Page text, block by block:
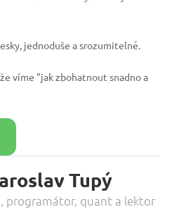
Tupý
programátor, quant a lektor
jednoduše a srozumitelně.
víme "jak zbohatnout snadno a